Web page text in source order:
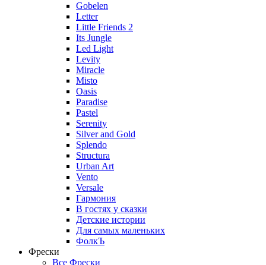
Gobelen
Letter
Little Friends 2
Its Jungle
Led Light
Levity
Miracle
Misto
Oasis
Paradise
Pastel
Serenity
Silver and Gold
Splendo
Structura
Urban Art
Vento
Versale
Гармония
В гостях у сказки
Детские истории
Для самых маленьких
ФолкЪ
Фрески
Все Фрески